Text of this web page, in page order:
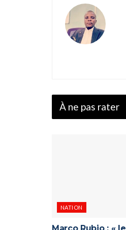
À ne pas rater
NATION